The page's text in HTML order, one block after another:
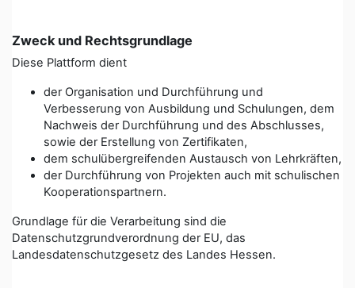
Zweck und Rechtsgrundlage
Diese Plattform dient
der Organisation und Durchführung und
Verbesserung von Ausbildung und Schulungen, dem
Nachweis der Durchführung und des Abschlusses,
sowie der Erstellung von Zertifikaten,
dem schulübergreifenden Austausch von Lehrkräften,
der Durchführung von Projekten auch mit schulischen
Kooperationspartnern.
Grundlage für die Verarbeitung sind die
Datenschutzgrundverordnung der EU, das
Landesdatenschutzgesetz des Landes Hessen.